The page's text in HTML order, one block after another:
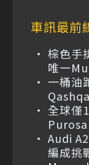
車訊最前
棕色手
唯一
一桶油
全球僅
Audi
編成挑